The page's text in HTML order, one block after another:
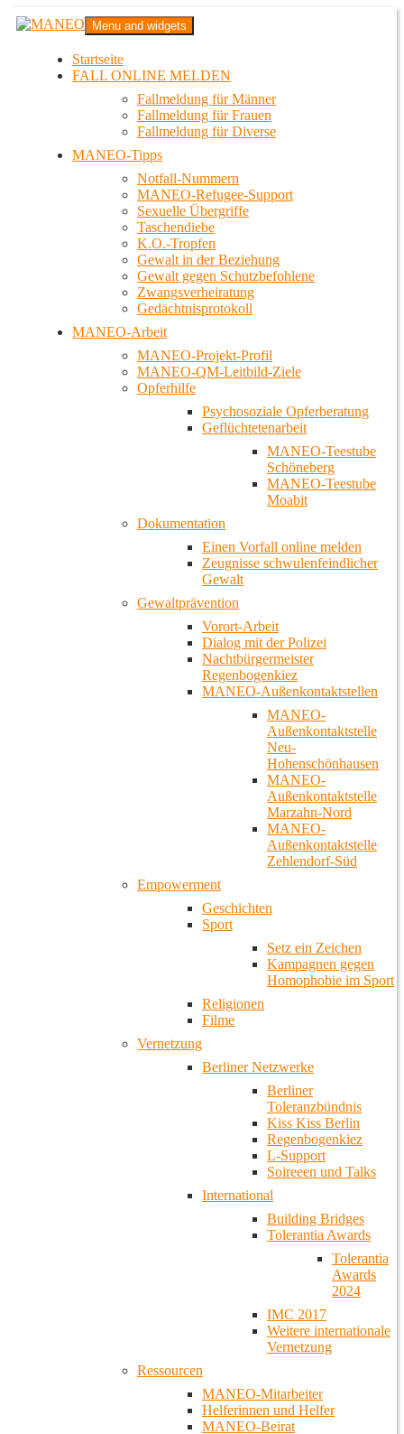
Zum
InhaltMANEO
Das schwule Anti-Gewalt-Projekt in Berlin
Menu and widgets
Startseite
FALL ONLINE MELDEN
Fallmeldung für Männer
Fallmeldung für Frauen
Fallmeldung für Diverse
MANEO-Tipps
Notfall-Nummern
MANEO-Refugee-Support
Sexuelle Übergriffe
Taschendiebe
K.O.-Tropfen
Gewalt in der Beziehung
Gewalt gegen Schutzbefohlene
Zwangsverheiratung
Gedächtnisprotokoll
MANEO-Arbeit
MANEO-Projekt-Profil
MANEO-QM-Leitbild-Ziele
Opferhilfe
Psychosoziale Opferberatung
Geflüchtetenarbeit
MANEO-Teestube
Schöneberg
MANEO-Teestube
Moabit
Dokumentation
Einen Vorfall online melden
Zeugnisse schwulenfeindlicher
Gewalt
Gewaltprävention
Vorort-Arbeit
Dialog mit der Polizei
Nachtbürgermeister
Regenbogenkiez
MANEO-Außenkontaktstellen
MANEO-
Außenkontaktstelle
Neu-
Hohenschönhausen
MANEO-
Außenkontaktstelle
Marzahn-Nord
MANEO-
Außenkontaktstelle
Zehlendorf-Süd
Empowerment
Geschichten
Sport
Setz ein Zeichen
Kampagnen gegen
Homophobie im Sport
Religionen
Filme
Vernetzung
Berliner Netzwerke
Berliner
Toleranzbündnis
Kiss Kiss Berlin
Regenbogenkiez
L-Support
Soireeen und Talks
International
Building Bridges
Tolerantia Awards
Tolerantia
Awards
2024
IMC 2017
Weitere internationale
Vernetzung
Ressourcen
MANEO-Mitarbeiter
Helferinnen und Helfer
MANEO-Beirat